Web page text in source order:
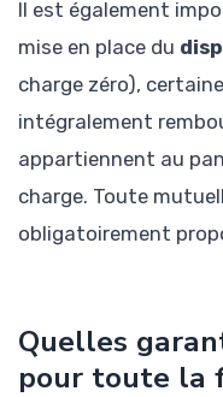
Il est également
mise en place du
charge zéro),
intégralement
appartiennent au
charge. Toute
obligatoirement
Quelles
pour toute la